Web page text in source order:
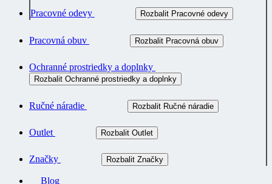
Pracovné odevy Rozbalit Pracovné odevy
Pracovná obuv Rozbalit Pracovná obuv
Ochranné prostriedky a doplnky
Rozbalit Ochranné prostriedky a doplnky
Ručné náradie Rozbalit Ručné náradie
Outlet Rozbalit Outlet
Značky Rozbalit Značky
Blog